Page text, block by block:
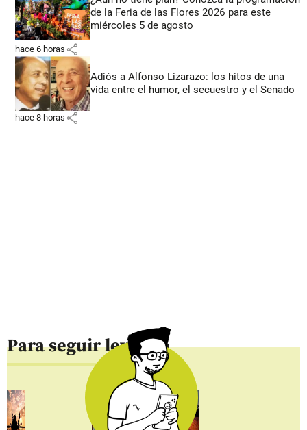
de la Feria de las Flores 2026 para este
miércoles 5 de agosto
hace 6 horas share
Adiós a Alfonso Lizarazo: los hitos de una
vida entre el humor, el secuestro y el Senado
hace 8 horas share
Para seguir leyendo